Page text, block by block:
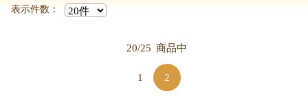
表示件数：
20/25 商品中
1 2